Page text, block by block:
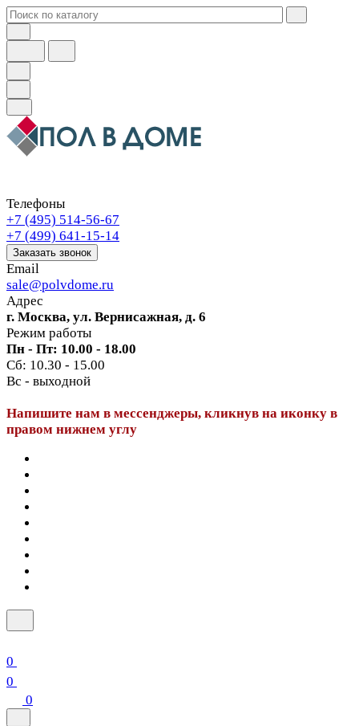
Телефоны
+7 (495) 514-56-67
+7 (499) 641-15-14
Заказать звонок
Email
sale@polvdome.ru
Адрес
г. Москва, ул. Вернисажная, д. 6
Режим работы
Пн - Пт: 10.00 - 18.00
Сб: 10.30 - 15.00
Вс - выходной
Напишите нам в мессенджеры, кликнув на иконку в
правом нижнем углу
0
0
0